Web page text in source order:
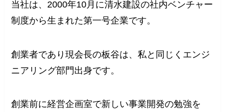
当社は、2000年10月に清水建設の社内ベンチャー
制度から生まれた第一号企業です。
創業者であり現会長の板谷は、私と同じくエンジ
ニアリング部門出身です。
創業前に経営企画室で新しい事業開発の勉強を